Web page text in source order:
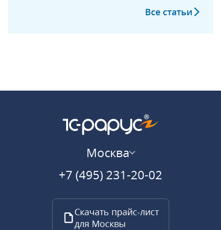
Все статьи
Москва
+7 (495) 231-20-02
Скачать прайс-лист
для Москвы